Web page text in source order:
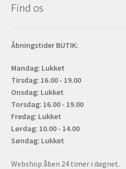
Find os
Åbningstider BUTIK:
Mandag: Lukket
Tirsdag: 16.00 - 19.00
Onsdag: Lukket
Torsdag: 16.00 - 19.00
Fredag: Lukket
Lørdag: 10.00 - 14.00
Søndag: Lukket
Webshop åben 24 timer i døgnet.